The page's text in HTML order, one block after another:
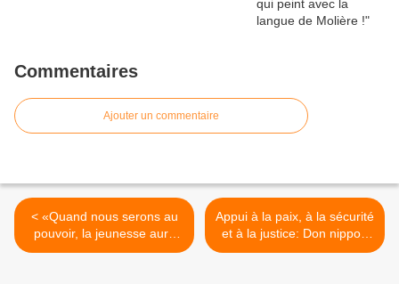
Commentaires
Ajouter un commentaire
< «Quand nous serons au
pouvoir, la jeunesse aura
beaucoup plus d’espace de
Appui à la paix, à la sécurité
et à la justice: Don nippon
de 3 millions US >